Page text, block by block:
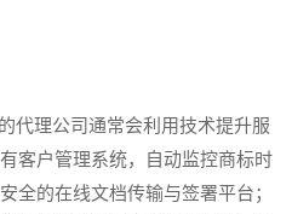
理公司通常会利用技术提升服
客户管理系统，自动监控商标时
全的在线文档传输与签署平台；